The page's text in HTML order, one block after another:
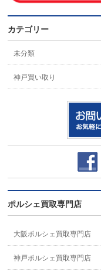
カテゴリー
未分類
神戸買い取り
ポルシェ買取専門店
大阪ポルシェ買取専門店
神戸ポルシェ買取専門店